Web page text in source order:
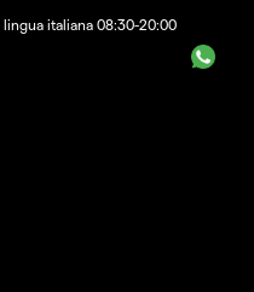
italiana 08:30-20:00